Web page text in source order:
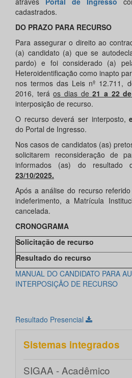
cadastrados.
DO PRAZO PARA RECURSO
Para assegurar o direito ao
(a) candidato (a) que se
pardo) e foi considerado (a)
Heteroidentificação como inapto
nos termos das Leis nº 12.711,
2016, teráos dias de21 a 22
interposição de recurso.
O recurso deverá ser interposto,
do Portal de Ingresso.
Nos casos de candidatos (as)
solicitarem reconsideração de
informados (as) do
23/10/2025.
Após a análise do recurso
indeferimento, a Matrícula
cancelada.
CRONOGRAMA
Solicitação de recurso
Resultado do recurso
MANUAL DO CANDIDATO PARA
INTERPOSIÇÃO DE RECURSO
Resultado Presencial
Sistemas integrados
SIGAA - Acadêmico